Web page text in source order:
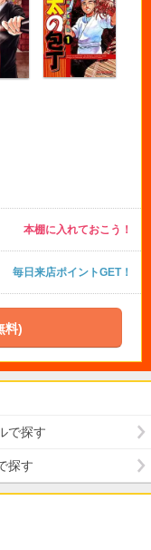
本棚に入れておこう！
毎日来店ポイントGET！
料)
で探す
探す